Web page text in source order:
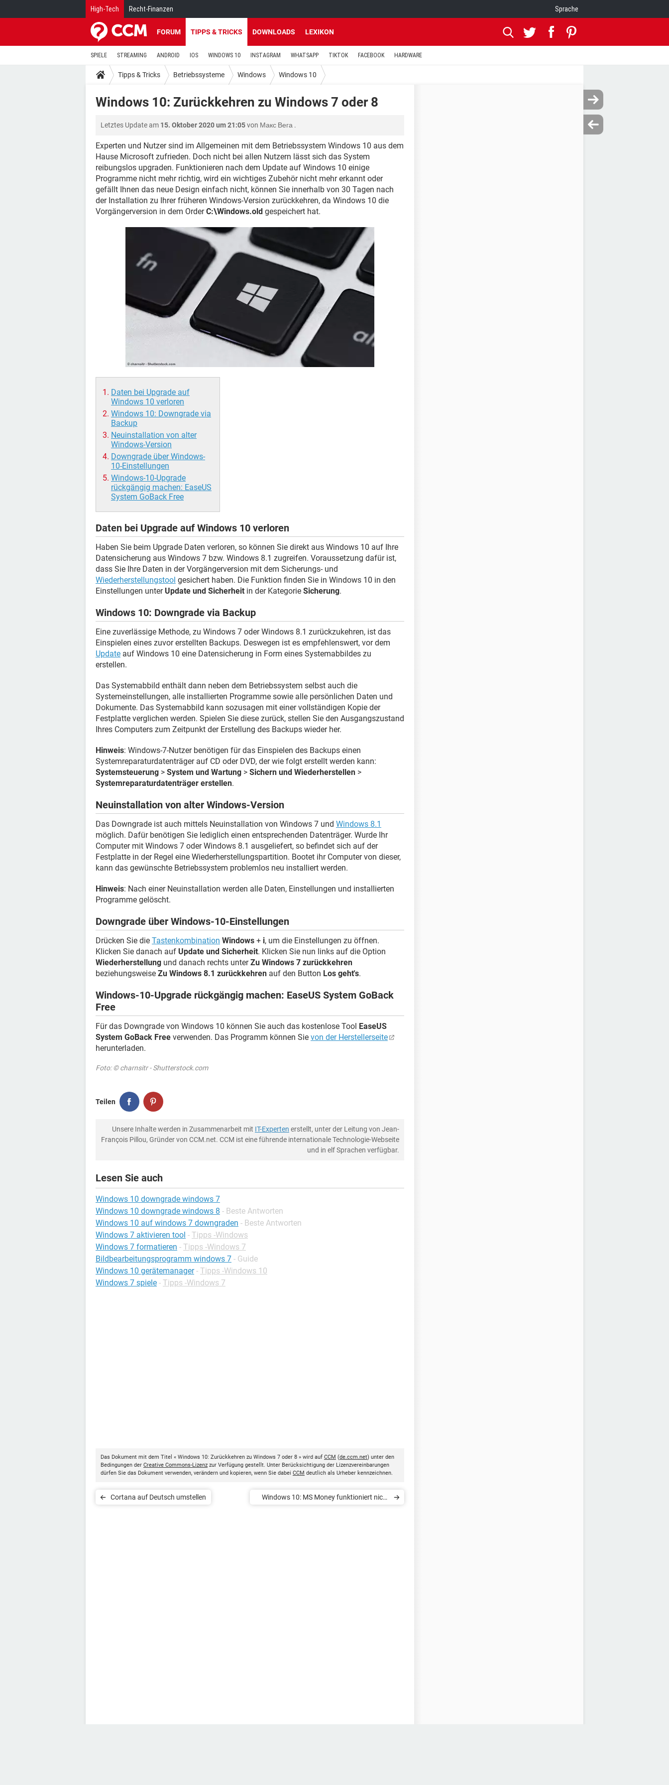
High-Tech Recht-Finanzen Sprache
FORUM TIPPS & TRICKS DOWNLOADS LEXIKON
SPIELE STREAMING ANDROID IOS WINDOWS 10 INSTAGRAM WHATSAPP TIKTOK FACEBOOK HARDWARE
Tipps & Tricks Betriebssysteme Windows Windows 10
Windows 10: Zurückkehren zu Windows 7 oder 8
Letztes Update am 15. Oktober 2020 um 21:05von Макс Вега .
Experten und Nutzer sind im Allgemeinen mit dem Betriebssystem Windows 10 aus dem
Hause Microsoft zufrieden. Doch nicht bei allen Nutzern lässt sich das System
reibungslos upgraden. Funktionieren nach dem Update auf Windows 10 einige
Programme nicht mehr richtig, wird ein wichtiges Zubehör nicht mehr erkannt oder
gefällt Ihnen das neue Design einfach nicht, können Sie innerhalb von 30 Tagen nach
der Installation zu Ihrer früheren Windows-Version zurückkehren, da Windows 10 die
Vorgängerversion in dem OrderC:\Windows.old gespeichert hat.
Daten bei Upgrade auf
Windows 10 verloren
Windows 10: Downgrade via
Backup
Neuinstallation von alter
Windows-Version
Downgrade über Windows-
10-Einstellungen
Windows-10-Upgrade
rückgängig machen: EaseUS
System GoBack Free
Daten bei Upgrade auf Windows 10 verloren
Haben Sie beim Upgrade Daten verloren, so können Sie direkt aus Windows 10 auf Ihre
Datensicherung aus Windows 7 bzw. Windows 8.1 zugreifen. Voraussetzung dafür ist,
dass Sie Ihre Daten in der Vorgängerversion mit dem Sicherungs- und
Wiederherstellungstool gesichert haben. Die Funktion finden Sie in Windows 10 in den
Einstellungen unter Update und Sicherheit in der Kategorie Sicherung.
Windows 10: Downgrade via Backup
Eine zuverlässige Methode, zu Windows 7 oder Windows 8.1 zurückzukehren, ist das
Einspielen eines zuvor erstellten Backups. Deswegen ist es empfehlenswert, vor dem
Update auf Windows 10 eine Datensicherung in Form eines Systemabbildes zu
erstellen.
Das Systemabbild enthält dann neben dem Betriebssystem selbst auch die
Systemeinstellungen, alle installierten Programme sowie alle persönlichen Daten und
Dokumente. Das Systemabbild kann sozusagen mit einer vollständigen Kopie der
Festplatte verglichen werden. Spielen Sie diese zurück, stellen Sie den Ausgangszustand
Ihres Computers zum Zeitpunkt der Erstellung des Backups wieder her.
Hinweis: Windows-7-Nutzer benötigen für das Einspielen des Backups einen
Systemreparaturdatenträger auf CD oder DVD, der wie folgt erstellt werden kann:
Systemsteuerung > System und Wartung > Sichern und Wiederherstellen >
Systemreparaturdatenträger erstellen.
Neuinstallation von alter Windows-Version
Das Downgrade ist auch mittels Neuinstallation von Windows 7 und Windows 8.1
möglich. Dafür benötigen Sie lediglich einen entsprechenden Datenträger. Wurde Ihr
Computer mit Windows 7 oder Windows 8.1 ausgeliefert, so befindet sich auf der
Festplatte in der Regel eine Wiederherstellungspartition. Bootet ihr Computer von dieser,
kann das gewünschte Betriebssystem problemlos neu installiert werden.
Hinweis: Nach einer Neuinstallation werden alle Daten, Einstellungen und installierten
Programme gelöscht.
Downgrade über Windows-10-Einstellungen
Drücken Sie die Tastenkombination Windows + i, um die Einstellungen zu öffnen.
Klicken Sie danach auf Update und Sicherheit. Klicken Sie nun links auf die Option
Wiederherstellung und danach rechts unterZu Windows 7 zurückkehren
beziehungsweise Zu Windows 8.1 zurückkehren auf den Button Los geht's.
Windows-10-Upgrade rückgängig machen: EaseUS System GoBack
Free
Für das Downgrade von Windows 10 können Sie auch das kostenlose Tool EaseUS
System GoBack Free verwenden. Das Programm können Sie von der Herstellerseite
herunterladen.
Foto: © charnsitr - Shutterstock.com
Teilen
Unsere Inhalte werden in Zusammenarbeit mit IT-Experten erstellt, unter der Leitung von Jean-
François Pillou, Gründer von CCM.net. CCM ist eine führende internationale Technologie-Webseite
und in elf Sprachen verfügbar.
Lesen Sie auch
Windows 10 downgrade windows 7
Windows 10 downgrade windows 8 - Beste Antworten
Windows 10 auf windows 7 downgraden - Beste Antworten
Windows 7 aktivieren tool - Tipps -Windows
Windows 7 formatieren - Tipps -Windows 7
Bildbearbeitungsprogramm windows 7 - Guide
Windows 10 gerätemanager - Tipps -Windows 10
Windows 7 spiele - Tipps -Windows 7
Das Dokument mit dem Titel « Windows 10: Zurückkehren zu Windows 7 oder 8 » wird auf CCM (de.ccm.net) unter den
Bedingungen der Creative Commons-Lizenz zur Verfügung gestellt. Unter Berücksichtigung der Lizenzvereinbarungen
dürfen Sie das Dokument verwenden, verändern und kopieren, wenn Sie dabei CCM deutlich als Urheber kennzeichnen.
Cortana auf Deutsch umstellen
Windows 10: MS Money funktioniert nicht